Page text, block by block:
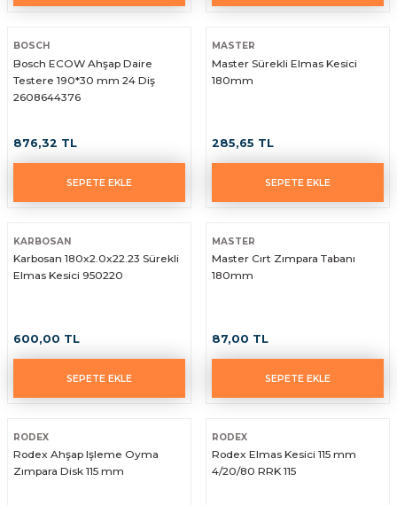
BOSCH
Bosch ECOW Ahşap Daire
Testere 190*30 mm 24 Diş
2608644376
876,32 TL
SEPETE EKLE
MASTER
Master Sürekli Elmas Kesici
180mm
285,65 TL
SEPETE EKLE
KARBOSAN
Karbosan 180x2.0x22.23 Sürekli
Elmas Kesici 950220
600,00 TL
SEPETE EKLE
MASTER
Master Cırt Zımpara Tabanı
180mm
87,00 TL
SEPETE EKLE
RODEX
Rodex Ahşap Işleme Oyma
Zımpara Disk 115 mm
RODEX
Rodex Elmas Kesici 115 mm
4/20/80 RRK 115